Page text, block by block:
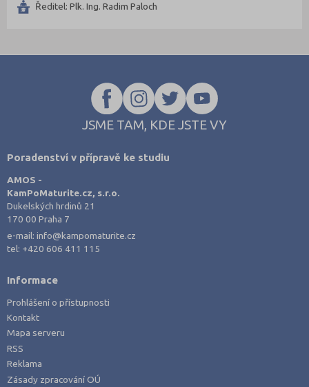
Olomouc (2)
Pardubice (1)
Praha hlavní město (6)
Strakonice (3)
Svitavy (2)
Tábor (1)
UměleckéŘeditel: Plk. Ing. Radim Paloch
JSME TAM, KDE JSTE VY
Poradenství v přípravě ke studiu
AMOS -
KamPoMaturite.cz, s.r.o.
Dukelských hrdinů 21
170 00 Praha 7
e-mail:info@kampomaturite.cz
tel: +420 606 411 115
Informace
Prohlášení o přístupnosti
Kontakt
Mapa serveru
RSS
Reklama
Zásady zpracování OÚ